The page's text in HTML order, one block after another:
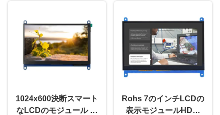
1024x600決断スマート
なLCDのモジュール ラ
Rohs 7のインチLCDの
表示モジュールHDMI